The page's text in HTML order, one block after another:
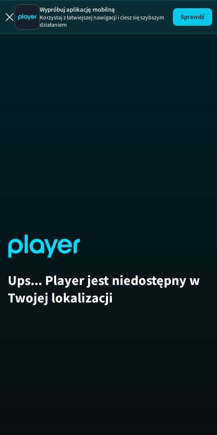
Wypróbuj aplikację mobilną
Korzystaj z łatwiejszej nawigacji i ciesz się szybszym
działaniem
Sprawdź
Ups... Player jest niedostępny w
Twojej lokalizacji